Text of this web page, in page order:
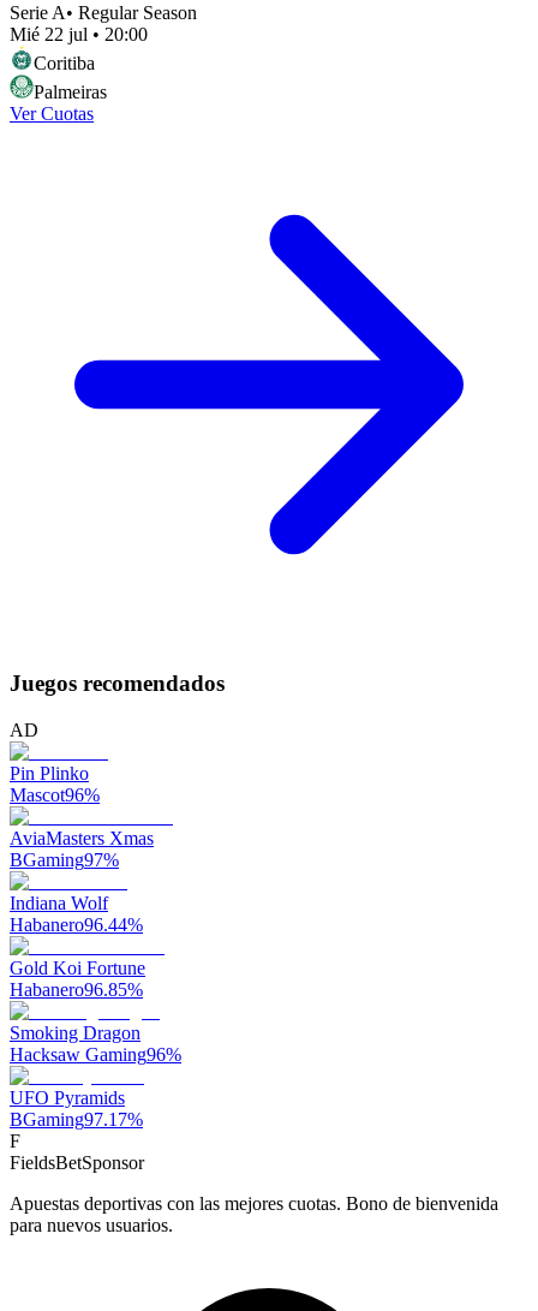
Serie A• Regular Season
Mié 22 jul • 20:00
Coritiba
Palmeiras
Ver Cuotas
Juegos recomendados
AD
Pin Plinko
Mascot96%
AviaMasters Xmas
BGaming97%
Indiana Wolf
Habanero96.44%
Gold Koi Fortune
Habanero96.85%
Smoking Dragon
Hacksaw Gaming96%
UFO Pyramids
BGaming97.17%
F
FieldsBetSponsor
Apuestas deportivas con las mejores cuotas. Bono de bienvenida
para nuevos usuarios.